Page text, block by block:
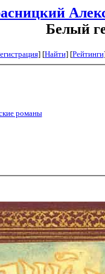
Белый
] [Найти] [Рейтинги
романы